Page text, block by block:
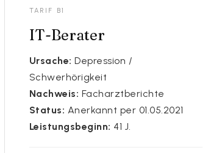
TARIF B1
IT-Berater
Ursache: Depression /
Schwerhörigkeit
Nachweis: Facharztberichte
Status: Anerkannt per 01.05.2021
Leistungsbeginn: 41 J.